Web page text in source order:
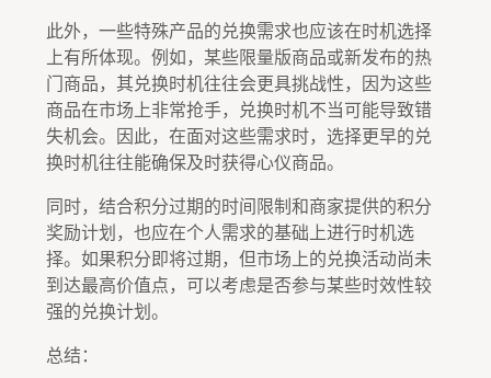
此外，一些特殊产品的兑换需求也应该在时机选择
上有所体现。例如，某些限量版商品或新发布的热
门商品，其兑换时机往往会更具挑战性，因为这些
商品在市场上非常抢手，兑换时机不当可能导致错
失机会。因此，在面对这些需求时，选择更早的兑
换时机往往能确保及时获得心仪商品。
同时，结合积分过期的时间限制和商家提供的积分
奖励计划，也应在个人需求的基础上进行时机选
择。如果积分即将过期，但市场上的兑换活动尚未
到达最高价值点，可以考虑是否参与某些时效性较
强的兑换计划。
总结：